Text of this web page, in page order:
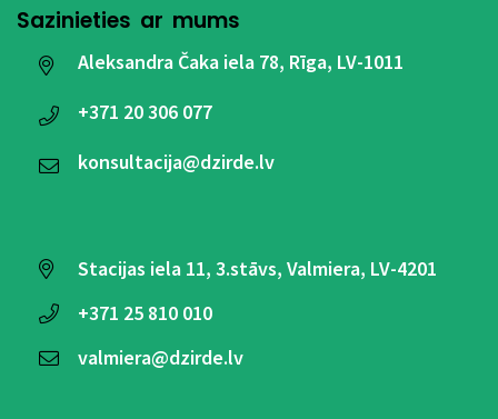
Sazinieties ar mums
Aleksandra Čaka iela 78, Rīga, LV-1011
+371 20 306 077
konsultacija@dzirde.lv
Stacijas iela 11, 3.stāvs, Valmiera, LV-4201
+371 25 810 010
valmiera@dzirde.lv